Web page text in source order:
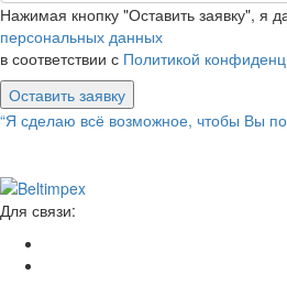
Нажимая кнопку "Оставить заявку", я
персональных данных
в соответствии с Политикой
Оставить заявку
“Я сделаю всё возможное, чтобы Вы
Для связи: